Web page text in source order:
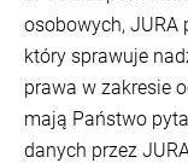
osobowych, JURA
który sprawuje
prawa w zakresie
mają Państwo
danych przez